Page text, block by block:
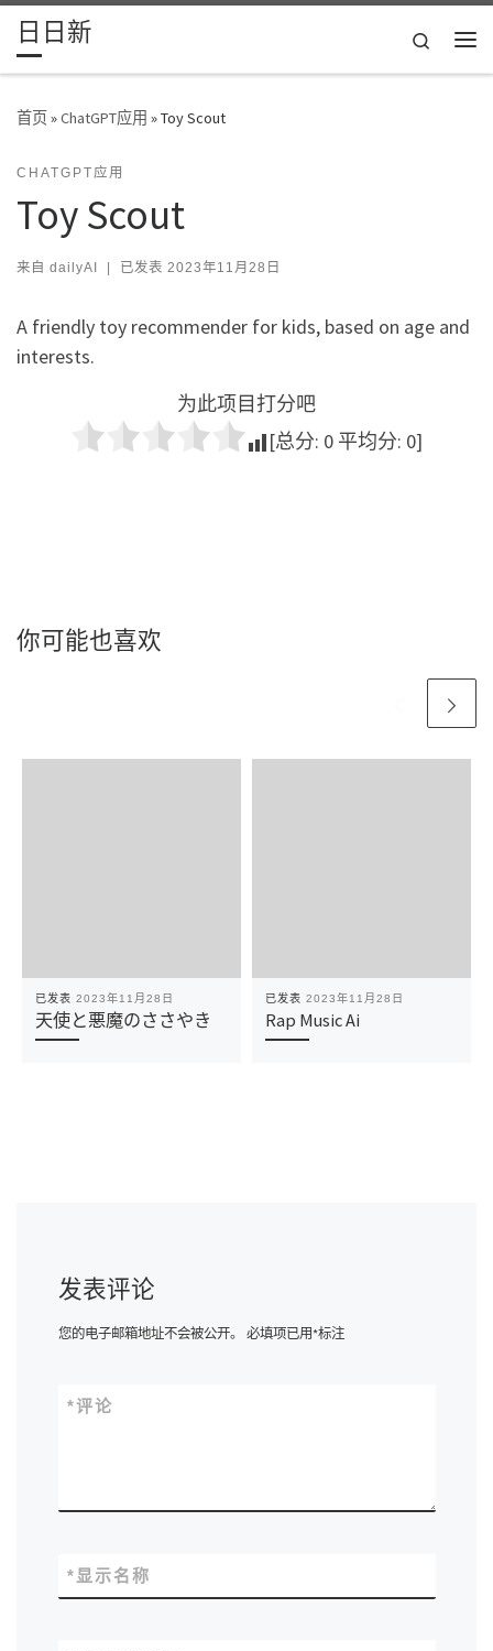
Skip to content
日日新
Search
首页»ChatGPT应用 »Toy Scout
CHATGPT应用
Toy Scout
来自 dailyAI | 已发表 2023年11月28日
A friendly toy recommender for kids, based on age and
interests.
为此项目打分吧
[总分: 0 平均分: 0]
你可能也喜欢
已发表 2023年11月28日
天使と悪魔のささやき
已发表 2023年11月28日
Rap Music Ai
发表评论
您的电子邮箱地址不会被公开。 必填项已用*标注
评论
*
显示名称
*